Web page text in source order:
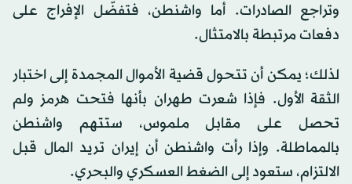
وتراجع الصادرات. أما واشنطن، فتفضّل الإفراج على
دفعات مرتبطة بالامتثال.
لذلك؛ يمكن أن تتحول قضية الأموال المجمدة إلى اختبار
الثقة الأول. فإذا شعرت طهران بأنها فتحت هرمز ولم
تحصل على مقابل ملموس، ستتهم واشنطن
بالمماطلة. وإذا رأت واشنطن أن إيران تريد المال قبل
الالتزام، ستعود إلى الضغط العسكري والبحري.